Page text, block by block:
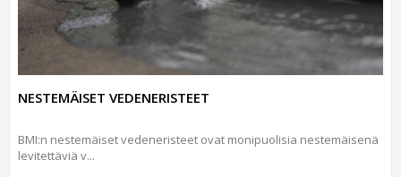
NESTEMÄISET VEDENERISTEET
BMI:n nestemäiset vedeneristeet ovat monipuolisia nestemäisenä
levitettäviä v...